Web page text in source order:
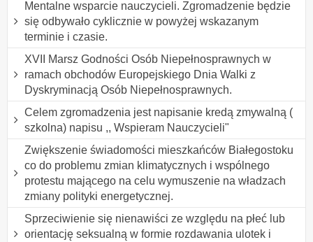
Mentalne wsparcie nauczycieli. Zgromadzenie będzie
się odbywało cyklicznie w powyżej wskazanym
terminie i czasie.
XVII Marsz Godności Osób Niepełnosprawnych w
ramach obchodów Europejskiego Dnia Walki z
Dyskryminacją Osób Niepełnosprawnych.
Celem zgromadzenia jest napisanie kredą zmywalną (
szkolna) napisu ,, Wspieram Nauczycieli"
Zwiększenie świadomości mieszkańców Białegostoku
co do problemu zmian klimatycznych i wspólnego
protestu mającego na celu wymuszenie na władzach
zmiany polityki energetycznej.
Sprzeciwienie się nienawiści ze względu na płeć lub
orientację seksualną w formie rozdawania ulotek i